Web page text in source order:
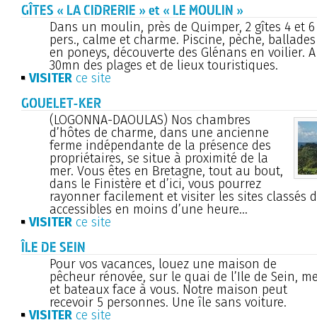
GÎTES « LA CIDRERIE » et « LE MOULIN »
Dans un moulin, près de Quimper, 2 gîtes 4 et 6
pers., calme et charme. Piscine, pèche, ballades
en poneys, découverte des Glénans en voilier. A
30mn des plages et de lieux touristiques.
VISITER ce site
GOUELET-KER
(LOGONNA-DAOULAS) Nos chambres
d’hôtes de charme, dans une ancienne
ferme indépendante de la présence des
propriétaires, se situe à proximité de la
mer. Vous êtes en Bretagne, tout au bout,
dans le Finistère et d’ici, vous pourrez
rayonner facilement et visiter les sites classés
accessibles en moins d’une heure...
VISITER ce site
ÎLE DE SEIN
Pour vos vacances, louez une maison de
pêcheur rénovée, sur le quai de l’Ile de Sein,
et bateaux face à vous. Notre maison peut
recevoir 5 personnes. Une île sans voiture.
VISITER ce site